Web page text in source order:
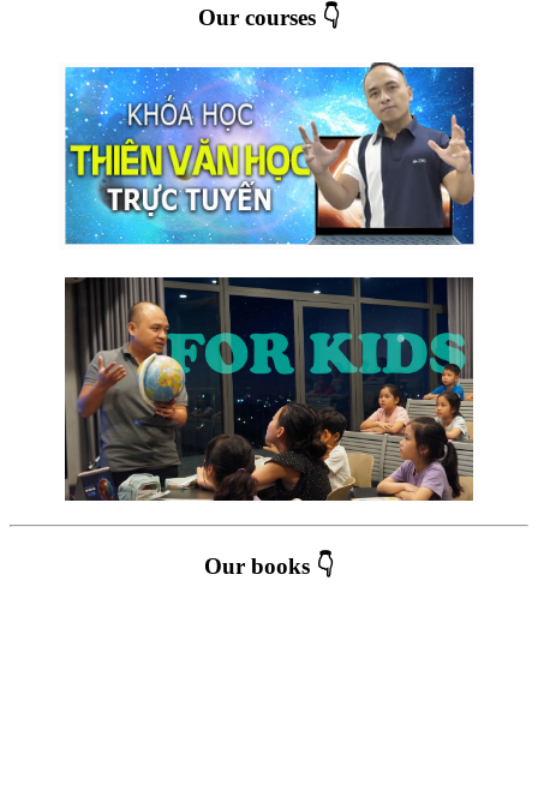
Our courses 👇
Our books 👇